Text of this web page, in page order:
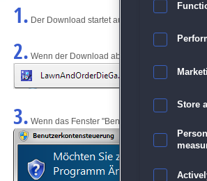
1. Der Download startet automatisch und wird
2. Wenn der Download abgeschlossen ist, klicke
3. Wenn das Fenster
Store